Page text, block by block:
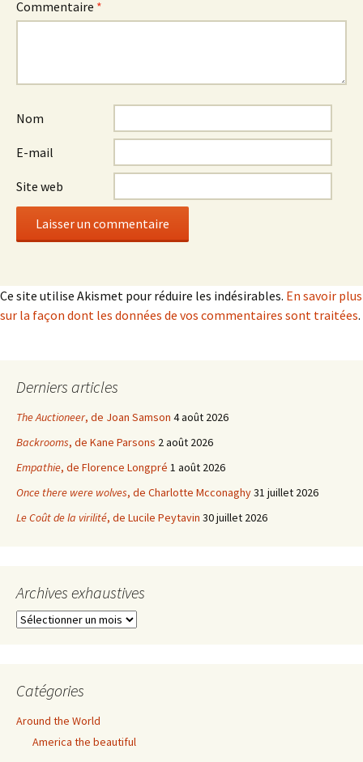
Commentaire *
Nom
E-mail
Site web
Ce site utilise Akismet pour réduire les indésirables. En savoir plus
sur la façon dont les données de vos commentaires sont traitées.
Derniers articles
The Auctioneer, de Joan Samson 4 août 2026
Backrooms, de Kane Parsons 2 août 2026
Empathie, de Florence Longpré 1 août 2026
Once there were wolves, de Charlotte Mcconaghy31 juillet 2026
Le Coût de la virilité, de Lucile Peytavin 30 juillet 2026
Archives exhaustives
Archives
Catégories
Around the World
America the beautiful